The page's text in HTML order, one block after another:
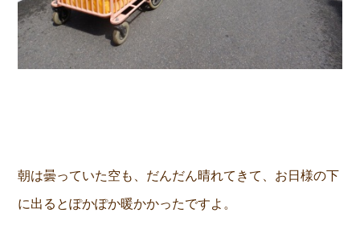
朝は曇っていた空も、だんだん晴れてきて、お日様の下
に出るとぽかぽか暖かかったですよ。